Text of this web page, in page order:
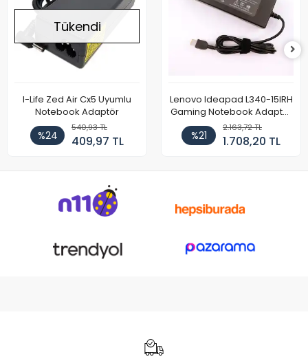
Tükendi
I-Life Zed Air Cx5 Uyumlu
Notebook Adaptör
%24
540,93 TL
409,97 TL
Lenovo Ideapad L340-15IRH
Gaming Notebook Adaptör
Cihazı Şarj Aleti (150W)
%21
2.163,72 TL
1.708,20 TL